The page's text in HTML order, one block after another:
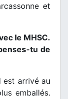
et
le MHSC.
tu de
est arrivé au
emballés.